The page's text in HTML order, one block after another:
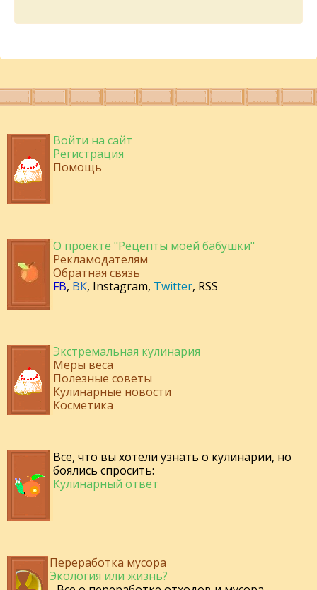
Войти на сайт
Регистрация
Помощь
О проекте "Рецепты моей бабушки"
Рекламодателям
Обратная связь
FB, ВК, Instagram, Twitter, RSS
Экстремальная кулинария
Меры веса
Полезные советы
Кулинарные новости
Косметика
Все, что вы хотели узнать о кулинарии, но
боялись спросить:
Кулинарный ответ
Переработка мусора
Экология или жизнь?